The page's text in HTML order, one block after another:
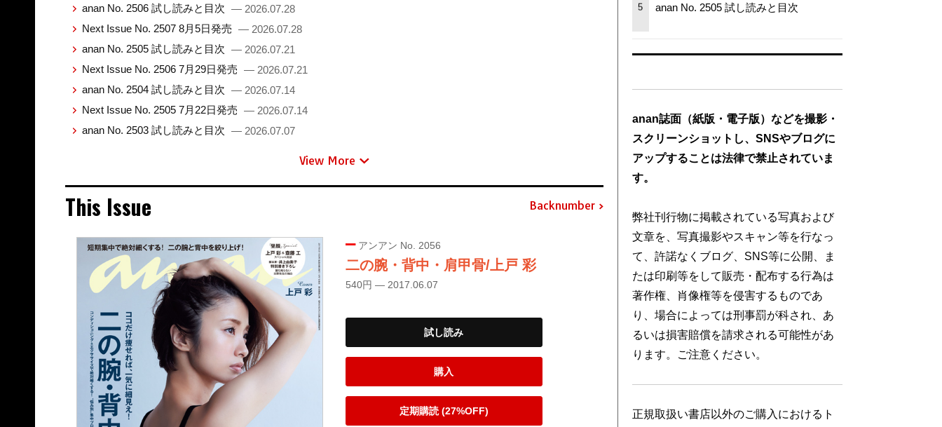
anan No. 2506 試し読みと目次 — 2026.07.28
Next Issue No. 2507 8月5日発売 — 2026.07.28
anan No. 2505 試し読みと目次 — 2026.07.21
Next Issue No. 2506 7月29日発売 — 2026.07.21
anan No. 2504 試し読みと目次 — 2026.07.14
Next Issue No. 2505 7月22日発売 — 2026.07.14
anan No. 2503 試し読みと目次 — 2026.07.07
View More
This Issue Backnumber
アンアン No. 2056
二の腕・背中・肩甲骨/上戸 彩
540円 — 2017.06.07
試し読み
購入
定期購読 (27%OFF)
5 anan No. 2505 試し読みと目次
anan誌面（紙版・電子版）などを撮影・
スクリーンショットし、SNSやブログに
アップすることは法律で禁止されていま
す。
弊社刊行物に掲載されている写真および
文章を、写真撮影やスキャン等を行なっ
て、許諾なくブログ、SNS等に公開、ま
たは印刷等をして販売・配布する行為は
著作権、肖像権等を侵害するものであ
り、場合によっては刑事罰が科され、あ
るいは損害賠償を請求される可能性があ
ります。ご注意ください。
正規取扱い書店以外のご購入におけるト